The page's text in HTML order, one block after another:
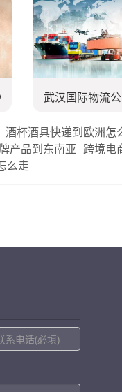
武汉国际物流
酒杯酒具快递到欧洲怎
产品到东南亚 跨境电
么走